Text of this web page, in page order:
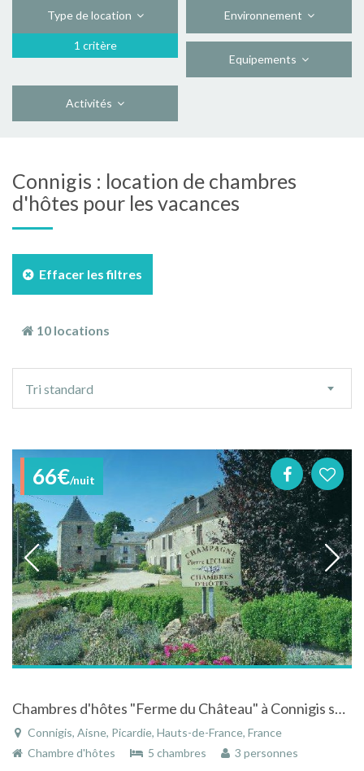
Type de location
1 critère
Environnement
Equipements
Activités
Connigis : location de chambres
d'hôtes pour les vacances
Effacer les filtres
10 locations
tri
Tri standard
66€/nuit
Chambres d'hôtes "Ferme du Château" à Connigis sur la Route touristique du Champagne
Connigis, Aisne, Picardie, Hauts-de-France, France
Chambre d'hôtes
5 chambres 3 personnes